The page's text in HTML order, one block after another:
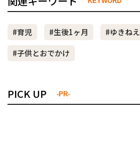
#育児 #生後1ヶ月
#ゆきねえ
#子供とおでかけ
PICK UP -PR-